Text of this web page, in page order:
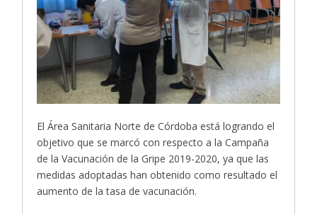
El Área Sanitaria Norte de Córdoba está logrando el
objetivo que se marcó con respecto a la Campaña
de la Vacunación de la Gripe 2019-2020, ya que las
medidas adoptadas han obtenido como resultado el
aumento de la tasa de vacunación.